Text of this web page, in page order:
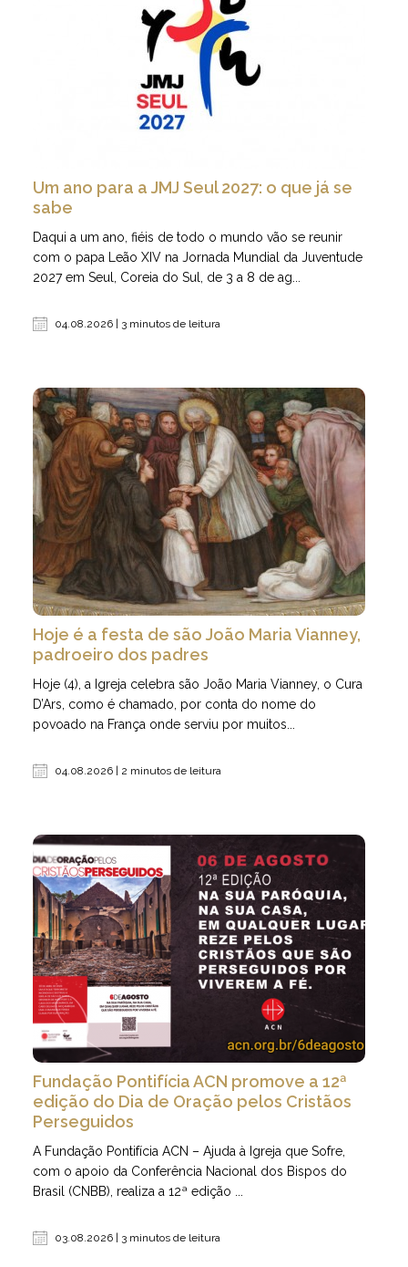
Um ano para a JMJ Seul 2027: o que já se
sabe
Daqui a um ano, fiéis de todo o mundo vão se reunir
com o papa Leão XIV na Jornada Mundial da Juventude
2027 em Seul, Coreia do Sul, de 3 a 8 de ag...
04.08.2026 | 3 minutos de leitura
Hoje é a festa de são João Maria Vianney,
padroeiro dos padres
Hoje (4), a Igreja celebra são João Maria Vianney, o Cura
D’Ars, como é chamado, por conta do nome do
povoado na França onde serviu por muitos...
04.08.2026 | 2 minutos de leitura
Fundação Pontifícia ACN promove a 12ª
edição do Dia de Oração pelos Cristãos
Perseguidos
A Fundação Pontifícia ACN – Ajuda à Igreja que Sofre,
com o apoio da Conferência Nacional dos Bispos do
Brasil (CNBB), realiza a 12ª edição ...
03.08.2026 | 3 minutos de leitura